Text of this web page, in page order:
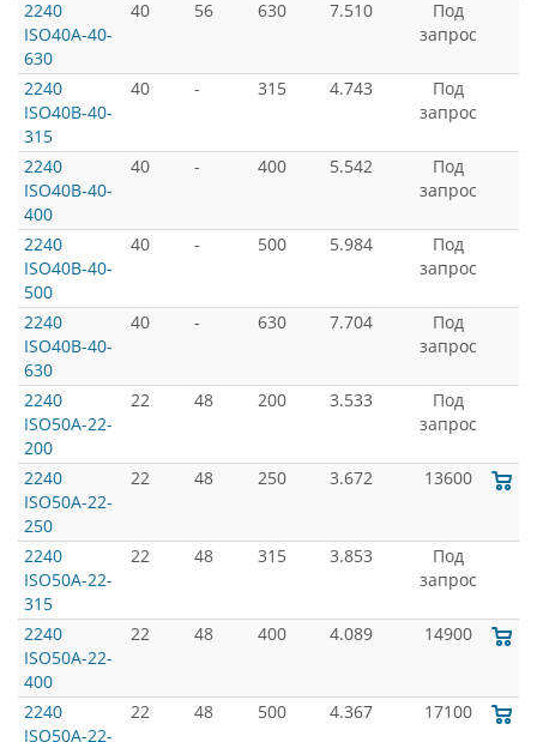
2240
ISO40A-40-
630
40 56 630 7.510
Под
запрос
2240
ISO40B-40-
315
40 - 315 4.743
Под
запрос
2240
ISO40B-40-
400
40 - 400 5.542
Под
запрос
2240
ISO40B-40-
500
40 - 500 5.984
Под
запрос
2240
ISO40B-40-
630
40 - 630 7.704
Под
запрос
2240
ISO50A-22-
200
22 48 200 3.533
Под
запрос
2240
ISO50A-22-
250
22 48 250 3.672 13600
2240
ISO50A-22-
315
22 48 315 3.853
Под
запрос
2240
ISO50A-22-
400
22 48 400 4.089 14900
2240
ISO50A-22-
22 48 500 4.367 17100